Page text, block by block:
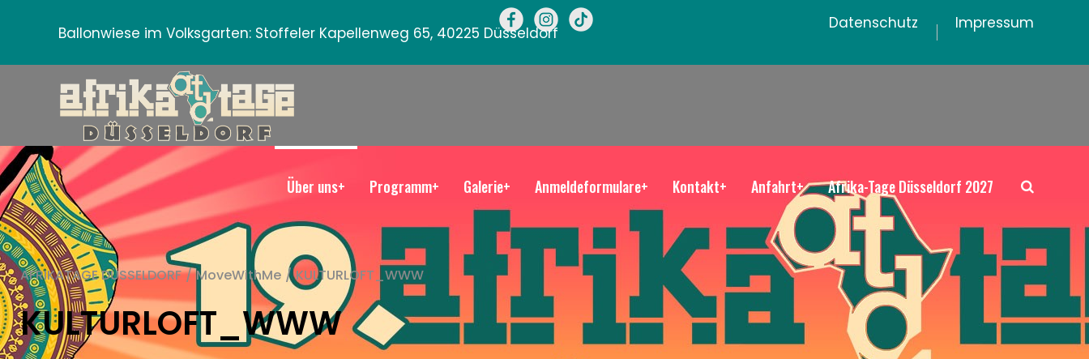
Ballonwiese im Volksgarten: Stoffeler Kapellenweg 65, 40225 Düsseldorf
Datenschutz Impressum
Über uns+ Programm+ Galerie+ Anmeldeformulare+ Kontakt+ Anfahrt+ Afrika-Tage Düsseldorf 2027
AFRIKATAGE DÜSSELDORF / MoveWithMe / KULTURLOFT_WWW
KULTURLOFT_WWW